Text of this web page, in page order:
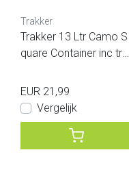
Trakker
Trakker 13 Ltr Camo S
quare Container inc tra
EUR 21,99
Vergelijk